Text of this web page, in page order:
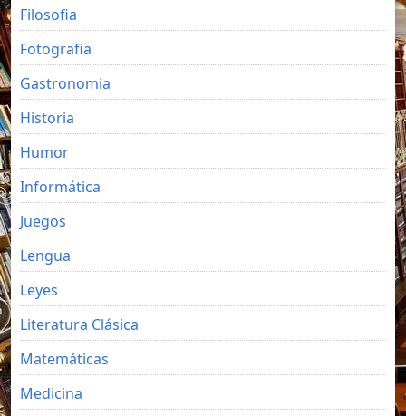
Filosofia
Fotografia
Gastronomia
Historia
Humor
Informática
Juegos
Lengua
Leyes
Literatura Clásica
Matemáticas
Medicina